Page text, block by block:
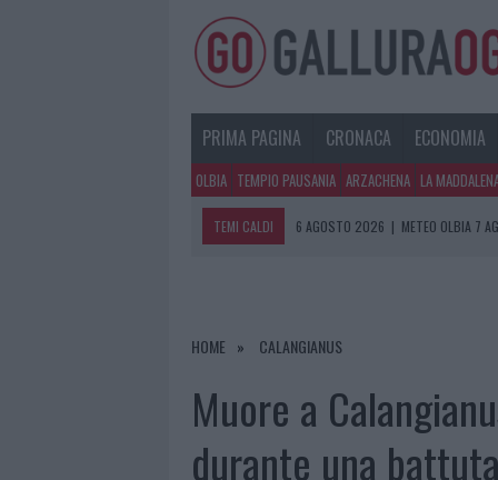
PRIMA PAGINA CRONACA ECONOMIA
OLBIA TEMPIO PAUSANIA ARZACHENA LA
TEMI CALDI 6 AGOSTO 2026 | METEO OLBIA 7
6 AGOSTO 2026 | CALANGIANUS, ALLARME SUL
HOME CALANGIANUS
Muore a
durante una